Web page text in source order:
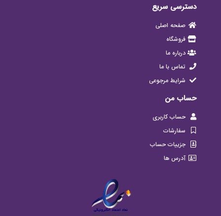
دسترسی سریع
صفحه اصلی
فروشگاه
درباره ما
تماس با ما
شرایط مرجوعی
حساب من
حساب کاربری
سفارشات
جزییات حساب
آدرس ها